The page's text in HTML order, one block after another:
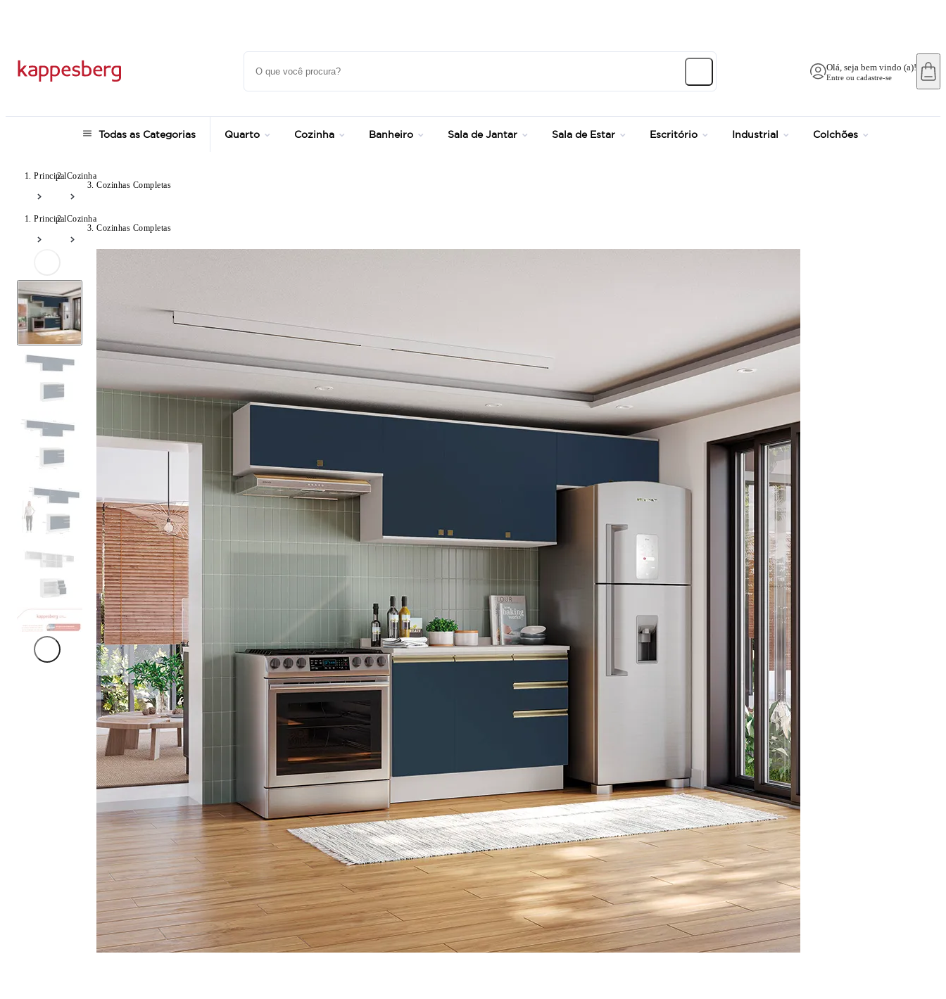
Olá, seja bem vindo (a)!
Entre ou cadastre-se
Todas as Categorias Quarto Cozinha Banheiro Sala de Jantar Sala de Estar Escritório Industrial Colchões
PrincipalCozinha
Cozinhas Completas
PrincipalCozinha
Cozinhas Completas